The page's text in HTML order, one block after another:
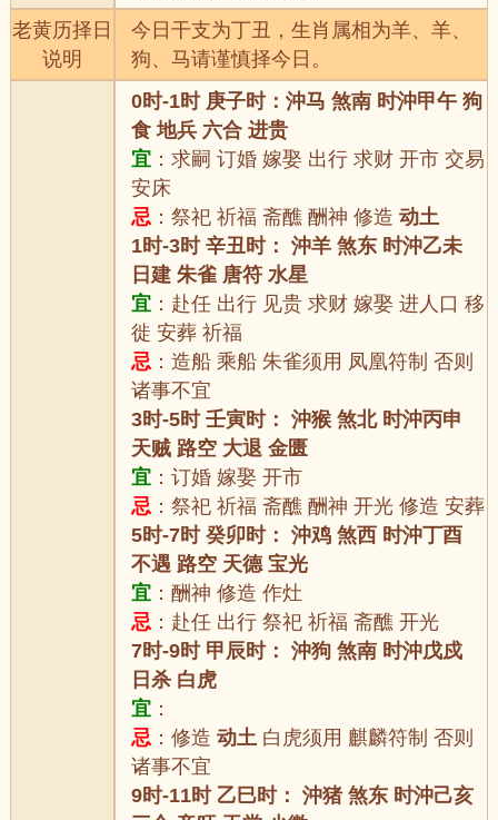
老黄历择日
说明
今日干支为丁丑，生肖属相为羊、羊、
狗、马请谨慎择今日。
0时-1时 庚子时：沖马 煞南 时沖甲午 狗
食 地兵 六合 进贵
宜 ：求嗣 订婚 嫁娶 出行 求财 开市 交易
安床
忌 ：祭祀 祈福 斋醮 酬神 修造动土
1时-3时 辛丑时： 沖羊 煞东 时沖乙未
日建 朱雀 唐符 水星
宜 ：赴任 出行 见贵 求财 嫁娶 进人口 移
徙 安葬 祈福
忌 ：造船 乘船 朱雀须用 凤凰符制 否则
诸事不宜
3时-5时 壬寅时： 沖猴 煞北 时沖丙申
天贼 路空 大退 金匮
宜 ：订婚 嫁娶 开市
忌 ：祭祀 祈福 斋醮 酬神 开光 修造 安葬
5时-7时 癸卯时： 沖鸡 煞西 时沖丁酉
不遇 路空 天德 宝光
宜 ：酬神 修造 作灶
忌 ：赴任 出行 祭祀 祈福 斋醮 开光
7时-9时 甲辰时： 沖狗 煞南 时沖戊戍
日杀 白虎
宜 ：
忌 ：修造动土 白虎须用 麒麟符制 否则
诸事不宜
9时-11时 乙巳时： 沖猪 煞东 时沖己亥